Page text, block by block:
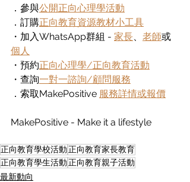
．參與公開正向心理學活動
．訂購正向教育資源教材小工具
・加入WhatsApp群組 - 家長、 老師或
個人
・預約正向心理學/正向教育活動
・查詢一對一諮詢/顧問服務
．索取MakePositive 服務詳情或報價
MakePositive - Make it a lifestyle
正向教育學校活動正向教育家長教育
正向教育學生活動正向教育親子活動
最新動向